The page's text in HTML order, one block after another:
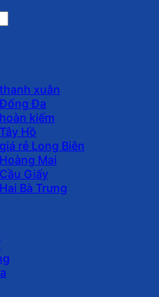
xuân
Đa
kiếm
Hồ
rẻ Long Biên
Mai
Giấy
Bà Trưng